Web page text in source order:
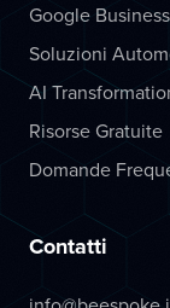
Google
Soluzioni
AI
Risorse Gratuite
Domande
Contatti